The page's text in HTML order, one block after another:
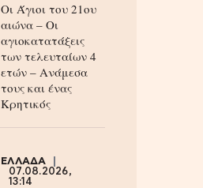
Οι Άγιοι του 21ου
αιώνα – Οι
αγιοκατατάξεις
των τελευταίων 4
ετών – Ανάμεσα
τους και ένας
Κρητικός
ΕΛΛΑΔΑ
07.08.2026,
13:14